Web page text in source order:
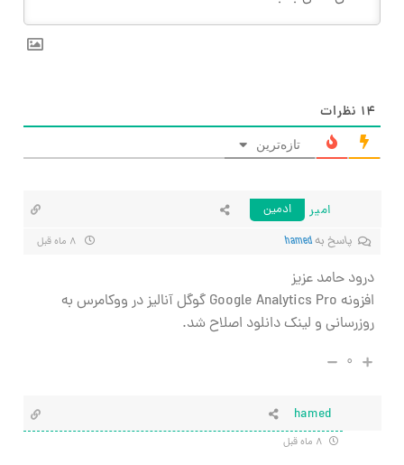
۱۴ نظرات
تازه‌ترین
امیر
ادمین
پاسخ بهhamed
درود حامد عزیز
افزونه Google Analytics Pro گوگل آنالیز در ووکامرس به
روزرسانی و لینک دانلود اصلاح شد.
۰
hamed